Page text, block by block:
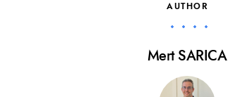
AUTHOR
Mert SARICA